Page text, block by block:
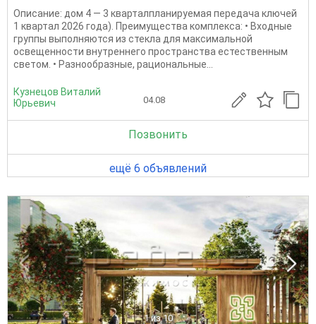
Описание: дом 4 — 3 кварталпланируемая передача ключей
1 квартал 2026 года). Преимущества комплекса: • Входные
группы выполняются из стекла для максимальной
освещенности внутреннего пространства естественным
светом. • Разнообразные, рациональные...
Кузнецов Виталий
Юрьевич
04.08
Позвонить
ещё 6 объявлений
1 из 10